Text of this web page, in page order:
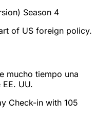
Season 4
of US foreign policy.
mucho tiempo una
UU.
Check-in with 105